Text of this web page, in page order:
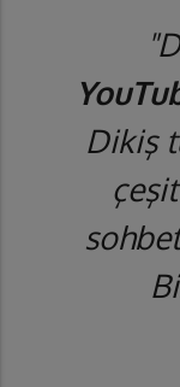
Dikiş